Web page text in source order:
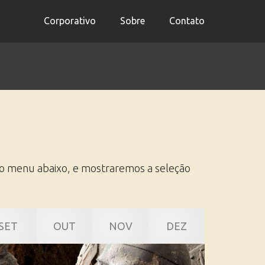
Corporativo Sobre Contato
menu abaixo, e mostraremos a seleção
OUT NOV DEZ